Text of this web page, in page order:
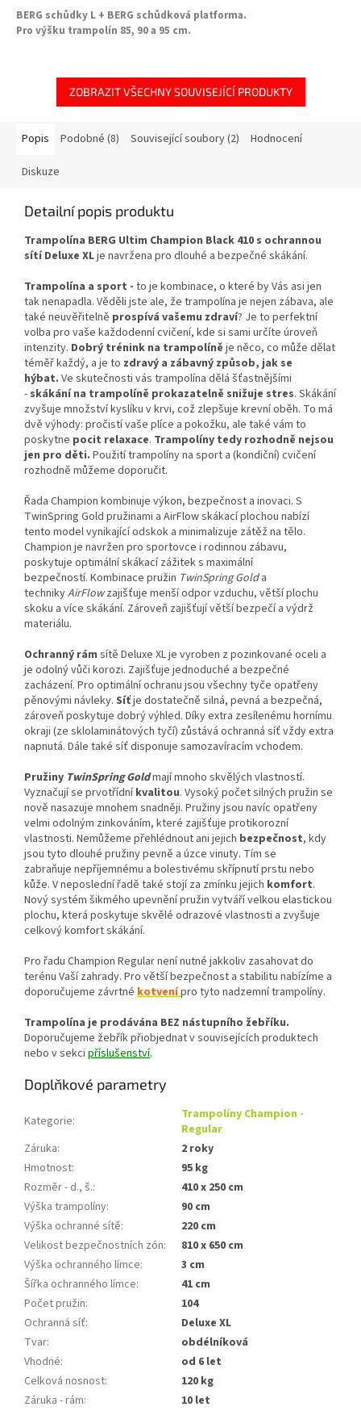
BERG schůdky L + BERG schůdková platforma.
Pro výšku trampolín 85, 90 a 95 cm.
ZOBRAZIT VŠECHNY SOUVISEJÍCÍ PRODUKTY
Popis Podobné (8) Související soubory (2) Hodnocení
Diskuze
Detailní popis produktu
Trampolína BERG Ultim Champion Black 410 s ochrannou
sítí Deluxe XLje navržena pro dlouhé a bezpečné skákání.
Trampolína a sport - to je kombinace, o které by Vás asi jen
tak nenapadla. Věděli jste ale, že trampolína je nejen zábava, ale
také neuvěřitelně prospívá vašemu zdraví? Je to perfektní
volba pro vaše každodenní cvičení, kde si sami určíte úroveň
intenzity. Dobrý trénink na trampolíně je něco, co může dělat
téměř každý, a je to zdravý a zábavný způsob, jak se
hýbat. Ve skutečnosti vás trampolína dělá šťastnějšími
- skákání na trampolíně prokazatelně snižuje stres. Skákání
zvyšuje množství kyslíku v krvi, což zlepšuje krevní oběh. To má
dvě výhody: pročistí vaše plíce a pokožku, ale také vám to
poskytne pocit relaxace. Trampolíny tedy rozhodně nejsou
jen pro děti. Použití trampolíny na sport a (kondiční) cvičení
rozhodně můžeme doporučit.
Řada Champion kombinuje výkon, bezpečnost a inovaci. S
TwinSpring Gold pružinami a AirFlow skákací plochou nabízí
tento model vynikající odskok a minimalizuje zátěž na tělo.
Champion je navržen pro sportovce i rodinnou zábavu,
poskytuje optimální skákací zážitek s maximální
bezpečností. Kombinace pružin TwinSpring Golda
technikyAirFlowzajišťuje menší odpor vzduchu, větší plochu
skoku a více skákání. Zároveň zajišťují větší bezpečí a výdrž
materiálu.
Ochranný rám sítě Deluxe XL je vyroben z pozinkované oceli a
je odolný vůči korozi. Zajišťuje jednoduché a bezpečné
zacházení. Pro optimální ochranu jsou všechny tyče opatřeny
pěnovými návleky. Síťje dostatečně silná, pevná a bezpečná,
zároveň poskytuje dobrý výhled. Díky extra zesílenému hornímu
okraji (ze sklolaminátových tyčí) zůstává ochranná síť vždy extra
napnutá. Dále také síť disponuje samozavíracím vchodem.
Pružiny TwinSpring Goldmají mnoho skvělých vlastností.
Vyznačují se prvotřídníkvalitou. Vysoký počet silných pružin se
nově nasazuje mnohem snadněji. Pružiny jsou navíc opatřeny
velmi odolným zinkováním, které zajišťuje protikorozní
vlastnosti. Nemůžeme přehlédnout ani jejich bezpečnost, kdy
jsou tyto dlouhé pružiny pevně a úzce vinuty. Tím se
zabraňuje nepříjemnému a bolestivému skřípnutí prstu nebo
kůže. V neposlední řadě také stojí za zmínku jejich komfort.
Nový systém šikmého upevnění pružin vytváří velkou elastickou
plochu, která poskytuje skvělé odrazové vlastnosti a zvyšuje
celkový komfort skákání.
Pro řadu Champion Regular není nutné jakkoliv zasahovat do
terénu Vaší zahrady. Pro větší bezpečnost a stabilitu nabízíme a
doporučujeme závrtné kotvenípro tyto nadzemní trampolíny.
Trampolína je prodávána BEZ nástupního žebříku.
Doporučujeme žebřík přiobjednat v souvisejících produktech
nebo v sekci příslušenství.
Doplňkové parametry
Kategorie:
Trampolíny Champion -
Regular
Záruka:
2 roky
Hmotnost:
95 kg
Rozměr - d., š.:
410 x 250 cm
Výška trampolíny:
90 cm
Výška ochranné sítě:
220 cm
Velikost bezpečnostních zón:
810 x 650 cm
Výška ochranného límce:
3 cm
Šířka ochranného límce:
41 cm
Počet pružin:
104
Ochranná síť:
Deluxe XL
Tvar:
obdélníková
Vhodné:
od 6 let
Celková nosnost:
120 kg
Záruka - rám:
10 let